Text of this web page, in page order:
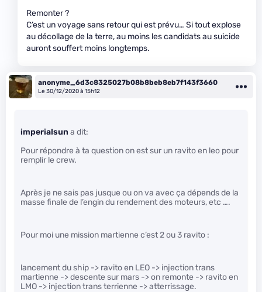
Remonter ?
C’est un voyage sans retour qui est prévu… Si tout explose
au décollage de la terre, au moins les candidats au suicide
auront souffert moins longtemps.
anonyme_6d3c8325027b08b8beb8eb7f143f3660
Le 30/12/2020 à 15h12
imperialsun a dit:
Pour répondre à ta question on est sur un ravito en leo pour
remplir le crew.
Après je ne sais pas jusque ou on va avec ça dépends de la
masse finale de l’engin du rendement des moteurs, etc ….
Pour moi une mission martienne c’est 2 ou 3 ravito :
lancement du ship -> ravito en LEO -> injection trans
martienne -> descente sur mars -> on remonte -> ravito en
LMO -> injection trans terrienne -> atterrissage.